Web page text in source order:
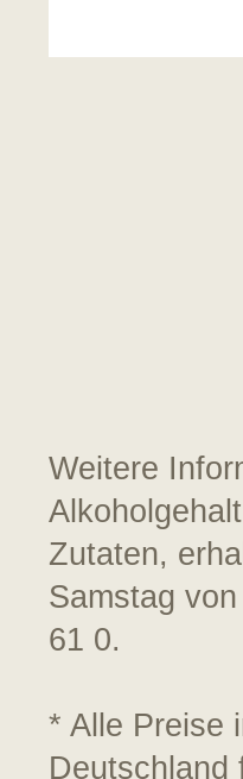
Weitere
Zutaten,
Samstag
61 0.
* Alle Preise
Deutschland